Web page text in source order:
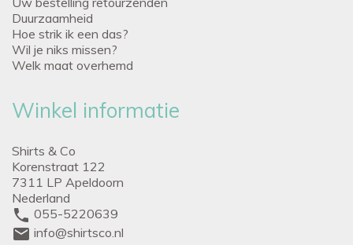
Duurzaamheid
Hoe strik ik een das?
Wil je niks missen?
Welk maat overhemd
Winkel informatie
Shirts & Co
Korenstraat 122
7311 LP Apeldoorn
Nederland
phone 055-5220639
mail info@shirtsco.nl